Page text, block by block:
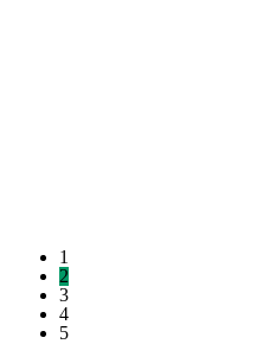
1
2
3
4
5